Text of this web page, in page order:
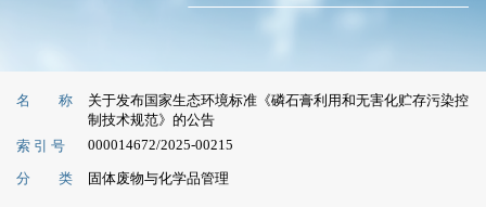
名 称
关于发布国家生态环境标准《磷石膏利用和无害化贮存污染控
制技术规范》的公告
索 引 号
000014672/2025-00215
分 类 固体废物与化学品管理